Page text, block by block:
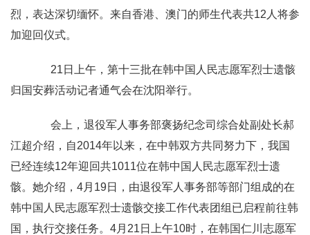
烈，表达深切缅怀。来自香港、澳门的师生代表共12人将参
加迎回仪式。
21日上午，第十三批在韩中国人民志愿军烈士遗骸
归国安葬活动记者通气会在沈阳举行。
会上，退役军人事务部褒扬纪念司综合处副处长郝
江超介绍，自2014年以来，在中韩双方共同努力下，我国
已经连续12年迎回共1011位在韩中国人民志愿军烈士遗
骸。她介绍，4月19日，由退役军人事务部等部门组成的在
韩中国人民志愿军烈士遗骸交接工作代表团组已启程前往韩
国，执行交接任务。4月21日上午10时，在韩国仁川志愿军